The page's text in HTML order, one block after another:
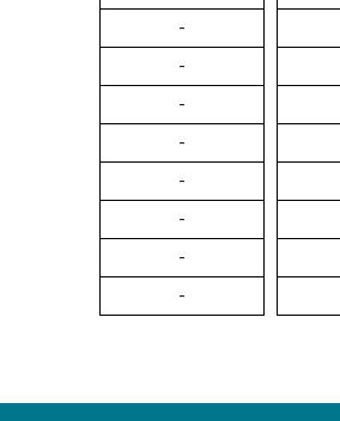
-
-
-
-
-
-
-
-